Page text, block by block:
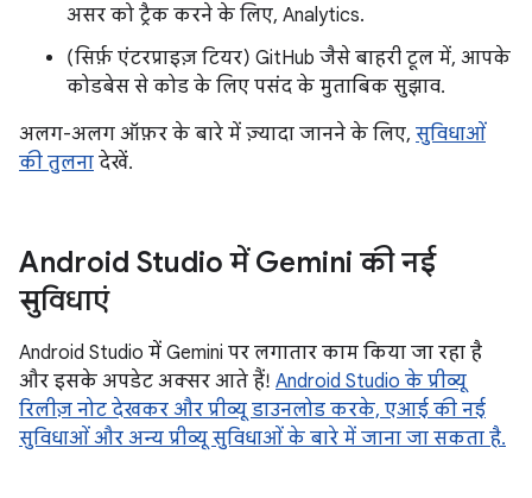
असर को ट्रैक करने के लिए, Analytics.
(सिर्फ़ एंटरप्राइज़ टियर) GitHub जैसे बाहरी टूल में, आपके
कोडबेस से कोड के लिए पसंद के मुताबिक सुझाव.
अलग-अलग ऑफ़र के बारे में ज़्यादा जानने के लिए, सुविधाओं
की तुलना देखें.
Android Studio में Gemini की नई
सुविधाएं
Android Studio में Gemini पर लगातार काम किया जा रहा है
और इसके अपडेट अक्सर आते हैं! Android Studio के प्रीव्यू
रिलीज़ नोट देखकर और प्रीव्यू डाउनलोड करके, एआई की नई
सुविधाओं और अन्य प्रीव्यू सुविधाओं के बारे में जाना जा सकता है.